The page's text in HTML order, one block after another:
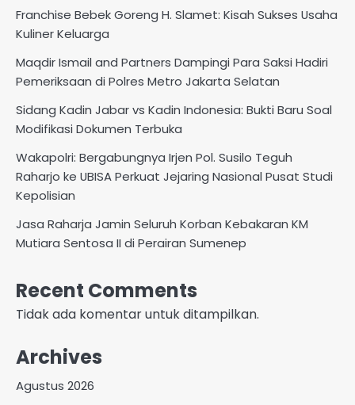
Franchise Bebek Goreng H. Slamet: Kisah Sukses Usaha
Kuliner Keluarga
Maqdir Ismail and Partners Dampingi Para Saksi Hadiri
Pemeriksaan di Polres Metro Jakarta Selatan
Sidang Kadin Jabar vs Kadin Indonesia: Bukti Baru Soal
Modifikasi Dokumen Terbuka
Wakapolri: Bergabungnya Irjen Pol. Susilo Teguh
Raharjo ke UBISA Perkuat Jejaring Nasional Pusat Studi
Kepolisian
Jasa Raharja Jamin Seluruh Korban Kebakaran KM
Mutiara Sentosa II di Perairan Sumenep
Recent Comments
Tidak ada komentar untuk ditampilkan.
Archives
Agustus 2026